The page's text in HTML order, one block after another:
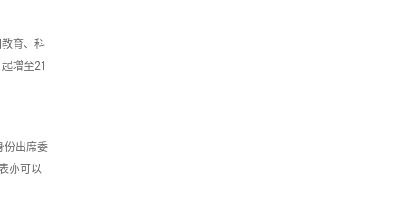
育、科
增至21
份出席委
亦可以